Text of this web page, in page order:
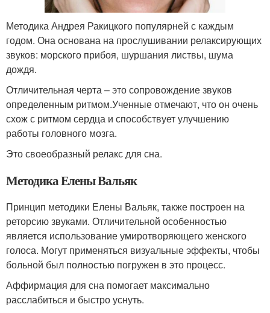
Методика Андрея Ракицкого популярней с каждым
годом. Она основана на прослушивании релаксирующих
звуков: морского прибоя, шуршания листвы, шума
дождя.
Отличительная черта – это сопровождение звуков
определенным ритмом.Ученные отмечают, что он очень
схож с ритмом сердца и способствует улучшению
работы головного мозга.
Это своеобразный релакс для сна.
Методика Елены Вальяк
Принцип методики Елены Вальяк, также построен на
реторсию звуками. Отличительной особенностью
является использование умиротворяющего женского
голоса. Могут применяться визуальные эффекты, чтобы
больной был полностью погружен в это процесс.
Аффирмация для сна помогает максимально
расслабиться и быстро уснуть.